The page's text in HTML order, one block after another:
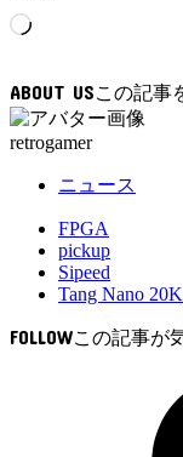
読
み
中…
ABOUT US
retrogamer
ニュース
FPGA
pickup
Sipeed
Tang Nano 20K
FOLLOW